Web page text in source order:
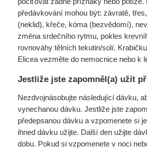
předávkování mohou být: závratě,
(neklid), křeče, kóma (bezvědomí),
změna srdečního rytmu, pokles
rovnováhy tělních tekutin/solí.
Elicea vezměte do nemocnice nebo k
Jestliže jste zapomněl(a) užít
Nezdvojnásobujte následující dávku,
vynechanou dávku. Jestliže jste
předepsanou dávku a vzpomenete si
ihned dávku užijte. Další den užijte
dobu. Pokud si vzpomenete v noci